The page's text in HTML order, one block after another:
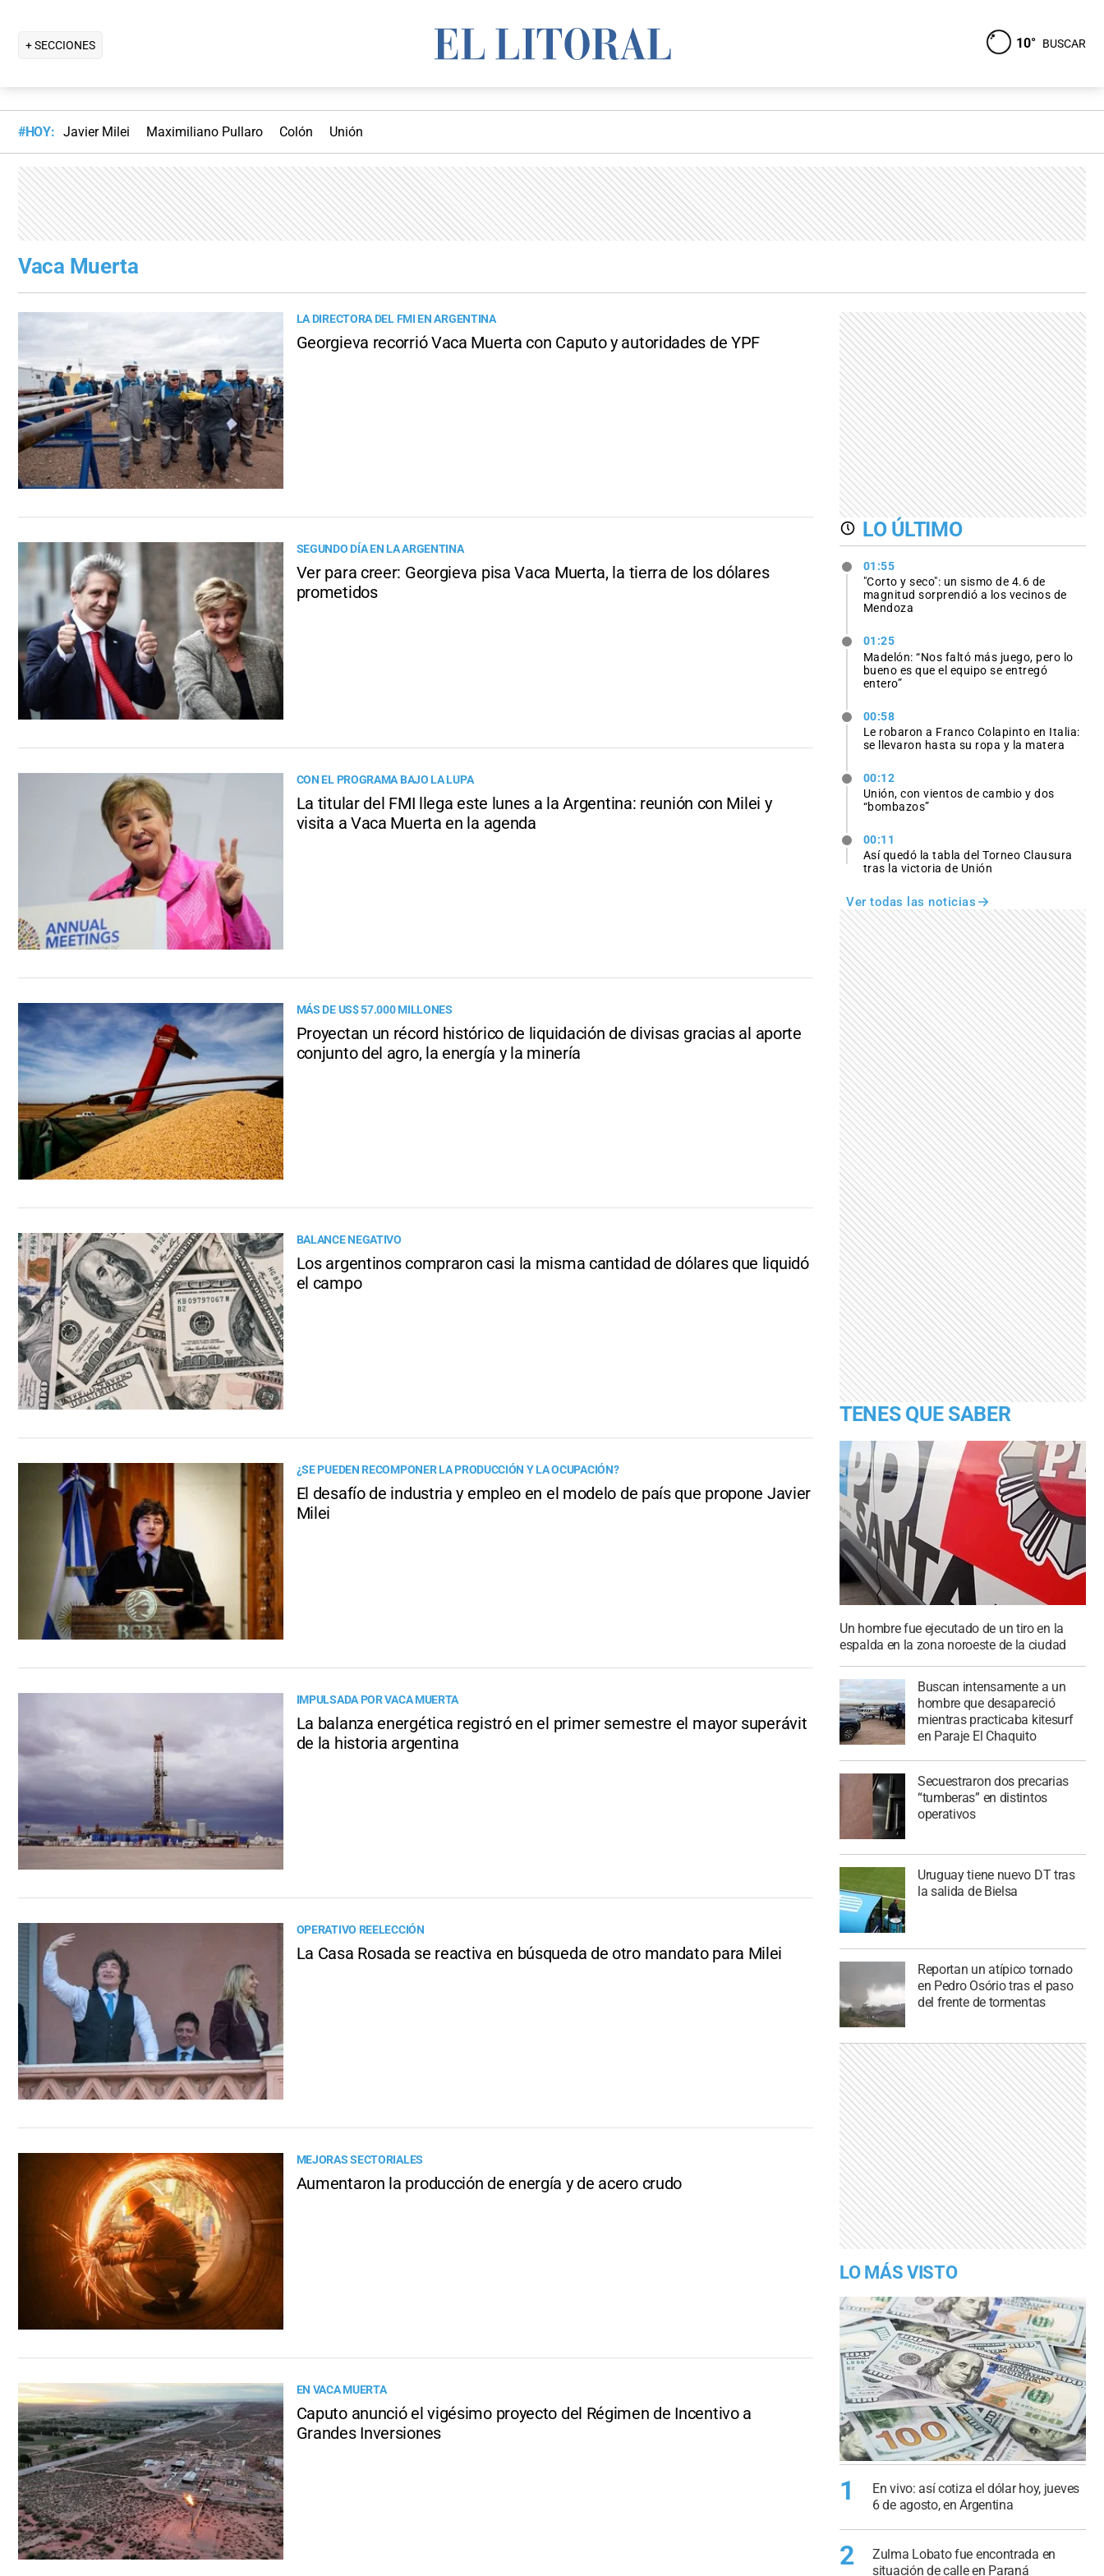
+ SECCIONES 10° BUSCAR
#HOY: Javier Milei Maximiliano Pullaro Colón Unión
Vaca Muerta
LA DIRECTORA DEL FMI EN ARGENTINA
Georgieva recorrió Vaca Muerta con Caputo y autoridades de YPF
SEGUNDO DÍA EN LA ARGENTINA
Ver para creer: Georgieva pisa Vaca Muerta, la tierra de los dólares
prometidos
CON EL PROGRAMA BAJO LA LUPA
La titular del FMI llega este lunes a la Argentina: reunión con Milei y
visita a Vaca Muerta en la agenda
MÁS DE US$ 57.000 MILLONES
Proyectan un récord histórico de liquidación de divisas gracias al aporte
conjunto del agro, la energía y la minería
BALANCE NEGATIVO
Los argentinos compraron casi la misma cantidad de dólares que liquidó
el campo
¿SE PUEDEN RECOMPONER LA PRODUCCIÓN Y LA OCUPACIÓN?
El desafío de industria y empleo en el modelo de país que propone Javier
Milei
IMPULSADA POR VACA MUERTA
La balanza energética registró en el primer semestre el mayor superávit
de la historia argentina
OPERATIVO REELECCIÓN
La Casa Rosada se reactiva en búsqueda de otro mandato para Milei
MEJORAS SECTORIALES
Aumentaron la producción de energía y de acero crudo
EN VACA MUERTA
Caputo anunció el vigésimo proyecto del Régimen de Incentivo a
Grandes Inversiones
LO ÚLTIMO
01:55
"Corto y seco": un sismo de 4.6 de
magnitud sorprendió a los vecinos de
Mendoza
01:25
Madelón: “Nos faltó más juego, pero lo
bueno es que el equipo se entregó
entero”
00:58
Le robaron a Franco Colapinto en Italia:
se llevaron hasta su ropa y la matera
00:12
Unión, con vientos de cambio y dos
“bombazos”
00:11
Así quedó la tabla del Torneo Clausura
tras la victoria de Unión
Ver todas las noticias
TENES QUE SABER
Un hombre fue ejecutado de un tiro en la
espalda en la zona noroeste de la ciudad
Buscan intensamente a un
hombre que desapareció
mientras practicaba kitesurf
en Paraje El Chaquito
Secuestraron dos precarias
“tumberas” en distintos
operativos
Uruguay tiene nuevo DT tras
la salida de Bielsa
Reportan un atípico tornado
en Pedro Osório tras el paso
del frente de tormentas
LO MÁS VISTO
1
En vivo: así cotiza el dólar hoy, jueves
6 de agosto, en Argentina
2
Zulma Lobato fue encontrada en
situación de calle en Paraná